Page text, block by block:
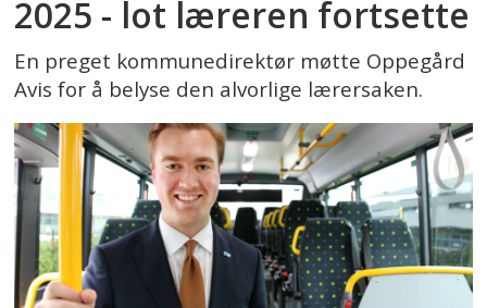
2025 - lot læreren fortsette
En preget kommunedirektør møtte Oppegård
Avis for å belyse den alvorlige lærersaken.